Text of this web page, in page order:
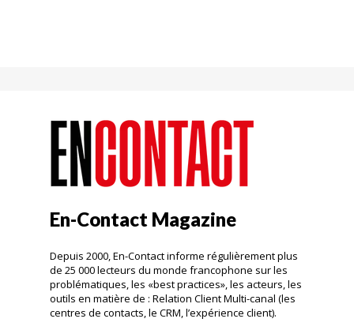
En-Contact Magazine
Depuis 2000, En-Contact informe régulièrement plus
de 25 000 lecteurs du monde francophone sur les
problématiques, les «best practices», les acteurs, les
outils en matière de : Relation Client Multi-canal (les
centres de contacts, le CRM, l’expérience client).